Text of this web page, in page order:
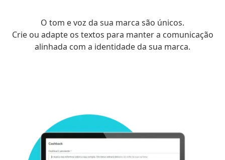
O tom e voz da sua marca são únicos.
Crie ou adapte os textos para manter a comunicação
alinhada com a identidade da sua marca.